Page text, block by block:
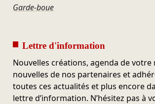
Garde-boue
Lettre d'information
Nouvelles créations, agenda de votre
nouvelles de nos partenaires et
toutes ces actualités et plus encore
lettre d’information. N’hésitez pas à